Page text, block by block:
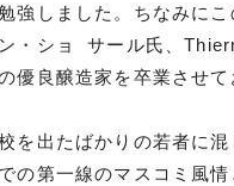
強しました。ちなみに
・ショ サール氏、
優良醸造家を卒業させて
を出たばかりの若者に
の第一線のマスコミ風